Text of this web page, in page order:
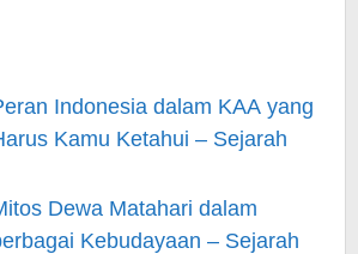
Indonesia dalam KAA yang
Kamu Ketahui – Sejarah
Dewa Matahari dalam
Kebudayaan – Sejarah